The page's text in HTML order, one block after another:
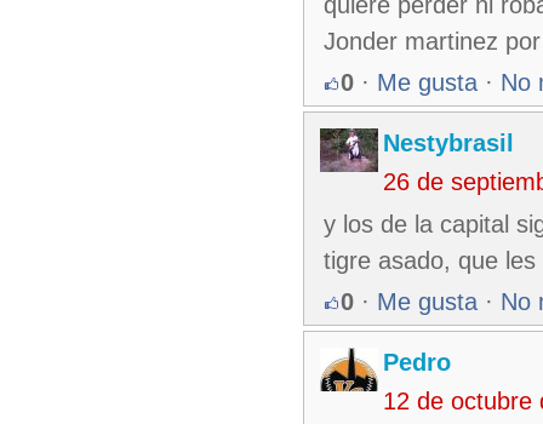
Jonder martinez
0 · Me gusta · No
Nestybrasil
26 de
y los de la capital
tigre asado, que
0 · Me gusta · No
Pedro
12 de octubre